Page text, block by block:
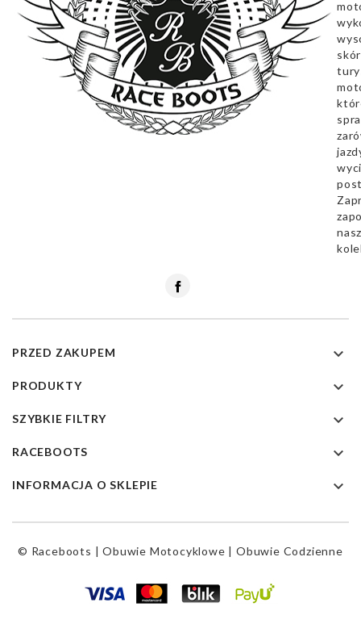
PRZED ZAKUPEM 
PRODUKTY 
SZYBKIE FILTRY 
RACEBOOTS 
INFORMACJA O SKLEPIE 
© Raceboots | Obuwie Motocyklowe | Obuwie Codzienne